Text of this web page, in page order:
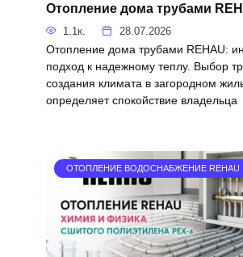
Отопление дома трубами
1.1к. 28.07.2026
Отопление дома трубами REHAU:
подход к надежному теплу. Выбор
создания климата в загородном
определяет спокойствие владельца
ОТОПЛЕНИЕ ВОДОСНАБЖЕНИЕ REHAU